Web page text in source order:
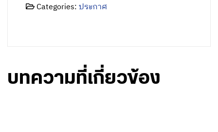
Categories:ประกาศ
บทความที่เกี่ยวข้อง